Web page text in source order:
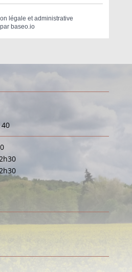
légale et administrative
baseo.io